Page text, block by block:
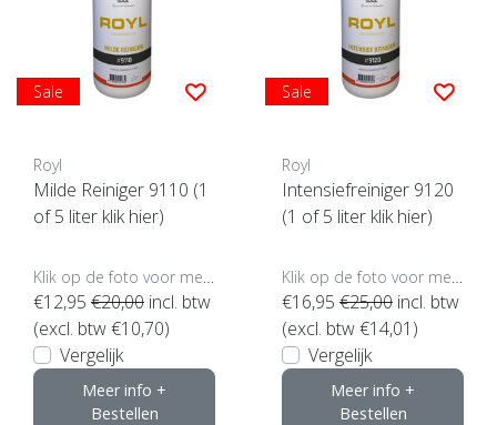
Sale
Royl
Milde Reiniger 9110 (1
of 5 liter klik hier)
€12,95 €20,00 incl. btw
(excl. btw €10,70)
Vergelijk
Meer info +
Bestellen
Sale
Royl
Intensiefreiniger 9120
(1 of 5 liter klik hier)
€16,95 €25,00 incl. btw
(excl. btw €14,01)
Vergelijk
Meer info +
Bestellen